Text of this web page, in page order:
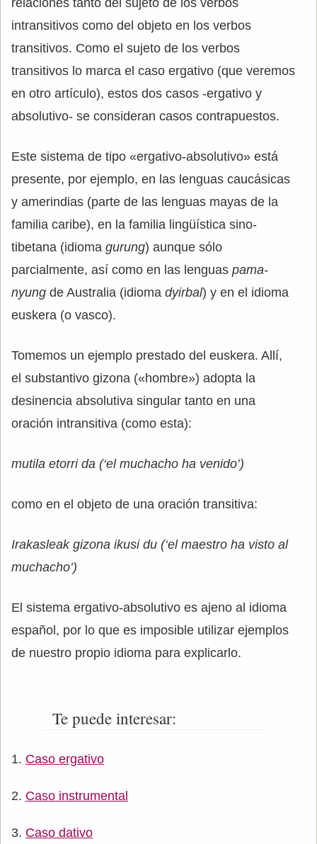
relaciones tanto del sujeto de los verbos
intransitivos como del objeto en los verbos
transitivos. Como el sujeto de los verbos
transitivos lo marca el caso ergativo (que veremos
en otro artículo), estos dos casos -ergativo y
absolutivo- se consideran casos contrapuestos.
Este sistema de tipo «ergativo-absolutivo» está
presente, por ejemplo, en las lenguas caucásicas
y amerindias (parte de las lenguas mayas de la
familia caribe), en la familia lingüística sino-
tibetana (idioma gurung) aunque sólo
parcialmente, así como en las lenguas pama-
nyung de Australia (idioma dyirbal) y en el idioma
euskera (o vasco).
Tomemos un ejemplo prestado del euskera. Allí,
el substantivo gizona («hombre») adopta la
desinencia absolutiva singular tanto en una
oración intransitiva (como esta):
mutila etorri da (‘el muchacho ha venido’)
como en el objeto de una oración transitiva:
Irakasleak gizona ikusi du (‘el maestro ha visto al
muchacho’)
El sistema ergativo-absolutivo es ajeno al idioma
español, por lo que es imposible utilizar ejemplos
de nuestro propio idioma para explicarlo.
Te puede interesar:
Caso ergativo
Caso instrumental
Caso dativo